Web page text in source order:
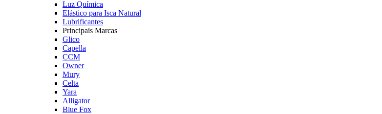
Luz Química
Elástico para Isca Natural
Lubrificantes
Principais Marcas
Glico
Capella
CCM
Owner
Mury
Celta
Yara
Alligator
Blue Fox